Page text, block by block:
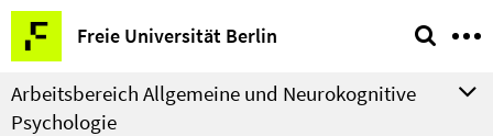
Springe
direkt
zu
Inhalt
Freie Universität Berlin
Service-
Navigation
Arbeitsbereich Allgemeine und Neurokognitive
Psychologie